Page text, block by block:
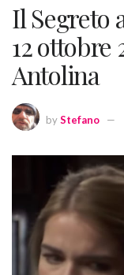
Il Segreto
12 ottobre
Antolina
byStefano